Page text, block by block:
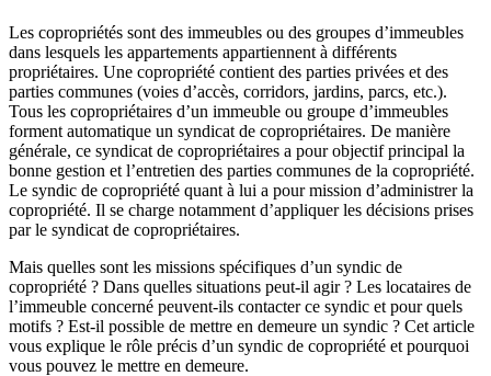
Les copropriétés sont des immeubles ou des groupes d’immeubles
dans lesquels les appartements appartiennent à différents
propriétaires. Une copropriété contient des parties privées et des
parties communes (voies d’accès, corridors, jardins, parcs, etc.).
Tous les copropriétaires d’un immeuble ou groupe d’immeubles
forment automatique un syndicat de copropriétaires. De manière
générale, ce syndicat de copropriétaires a pour objectif principal la
bonne gestion et l’entretien des parties communes de la copropriété.
Le syndic de copropriété quant à lui a pour mission d’administrer la
copropriété. Il se charge notamment d’appliquer les décisions prises
par le syndicat de copropriétaires.
Mais quelles sont les missions spécifiques d’un syndic de
copropriété ? Dans quelles situations peut-il agir ? Les locataires de
l’immeuble concerné peuvent-ils contacter ce syndic et pour quels
motifs ? Est-il possible de mettre en demeure un syndic ? Cet article
vous explique le rôle précis d’un syndic de copropriété et pourquoi
vous pouvez le mettre en demeure.